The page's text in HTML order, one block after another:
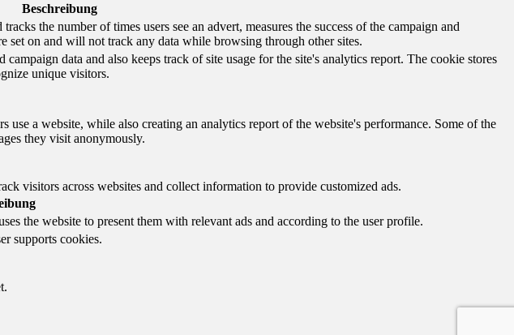
Beschreibung
the number of times users see an advert, measures the success of the campaign and
set on and will not track any data while browsing through other sites.
data and also keeps track of site usage for the site's analytics report. The cookie stores
unique visitors.
a website, while also creating an analytics report of the website's performance. Some of the
they visit anonymously.
visitors across websites and collect information to provide customized ads.
the website to present them with relevant ads and according to the user profile.
supports cookies.